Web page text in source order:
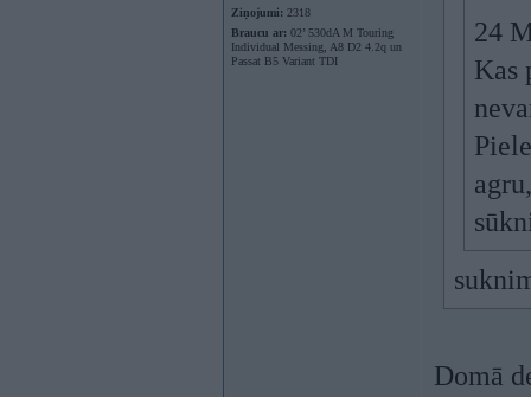
Ziņojumi: 2318
Braucu ar: 02’ 530dA M Touring
Individual Messing, A8 D2 4.2q un
Passat B5 Variant TDI
24
Kas
Domā